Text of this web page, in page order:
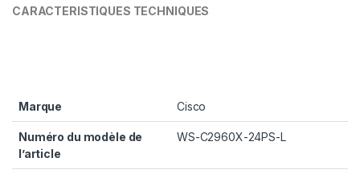
CARACTERISTIQUES TECHNIQUES
Marque ‎Cisco
Numéro du modèle de
l’article
‎WS-C2960X-24PS-L